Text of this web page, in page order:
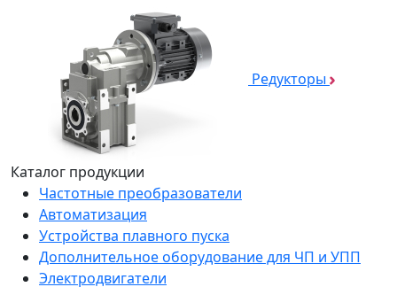
Редукторы
Каталог продукции
Частотные преобразователи
Автоматизация
Устройства плавного пуска
Дополнительное оборудование для ЧП и УПП
Электродвигатели